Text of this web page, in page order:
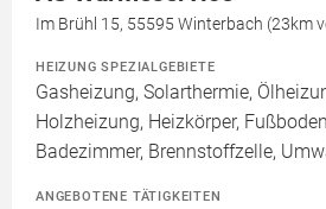
Im Brühl 15, 55595 Winterbach (23km
HEIZUNG SPEZIALGEBIETE
Gasheizung, Solarthermie,
Holzheizung, Heizkörper,
Badezimmer, Brennstoffzelle,
ANGEBOTENE TÄTIGKEITEN